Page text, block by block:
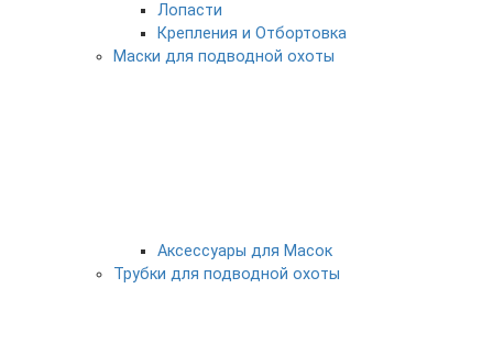
Лопасти
Крепления и Отбортовка
Маски для подводной охоты
Аксессуары для Масок
Трубки для подводной охоты